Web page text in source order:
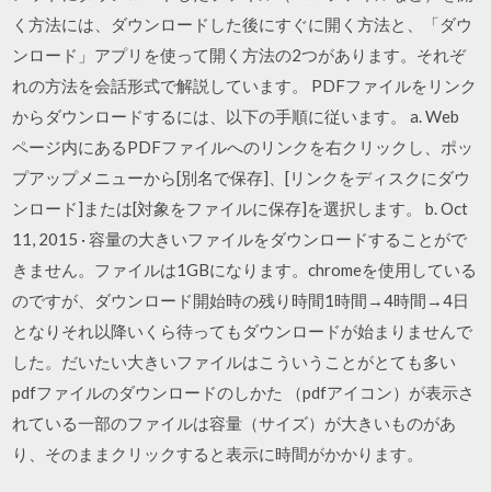
く方法には、ダウンロードした後にすぐに開く方法と、「ダウ
ンロード」アプリを使って開く方法の2つがあります。それぞ
れの方法を会話形式で解説しています。 PDFファイルをリンク
からダウンロードするには、以下の手順に従います。 a. Web
ページ内にあるPDFファイルへのリンクを右クリックし、ポッ
プアップメニューから[別名で保存]、[リンクをディスクにダウ
ンロード]または[対象をファイルに保存]を選択します。 b. Oct
11, 2015 · 容量の大きいファイルをダウンロードすることがで
きません。ファイルは1GBになります。chromeを使用している
のですが、ダウンロード開始時の残り時間1時間→4時間→4日
となりそれ以降いくら待ってもダウンロードが始まりませんで
した。だいたい大きいファイルはこういうことがとても多い
pdfファイルのダウンロードのしかた （pdfアイコン）が表示さ
れている一部のファイルは容量（サイズ）が大きいものがあ
り、そのままクリックすると表示に時間がかかります。